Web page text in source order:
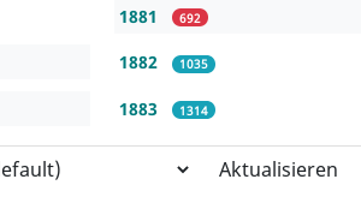
1881 692
1882 1035
1883 1314
Aktualisieren